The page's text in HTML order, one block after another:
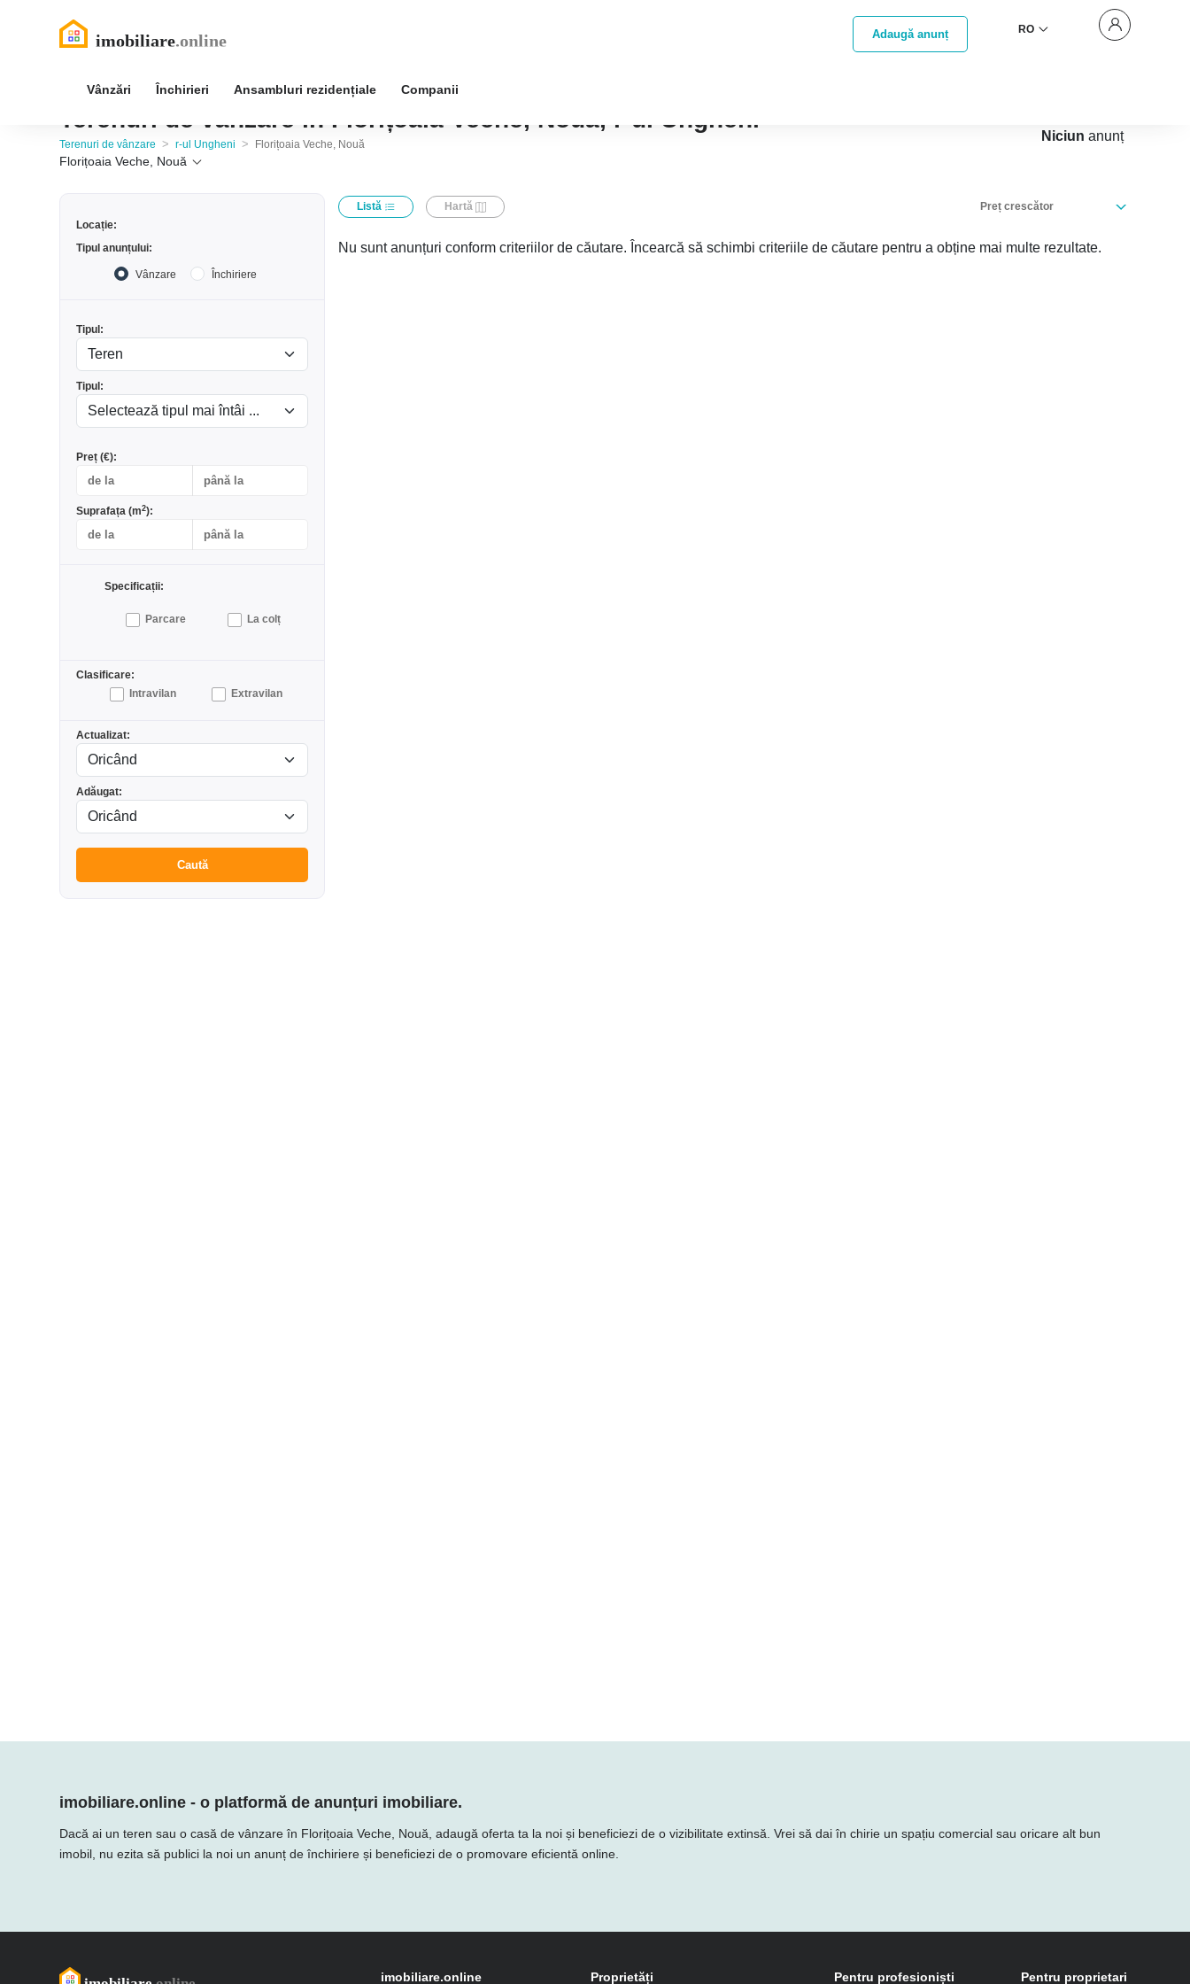
Adaugă anunț RO
Vânzări Închirieri Ansambluri rezidențiale Companii
Terenuri de vânzare în Florițoaia Veche, Nouă, r-ul Ungheni
Terenuri de vânzare > r-ul Ungheni > Florițoaia Veche, Nouă
Florițoaia Veche, Nouă
Niciun anunț
Locație:
Tipul anunțului:
Vânzare Închiriere
Tipul:
Tipul:
Preț (€):
Suprafața (m2):
Specificații:
Parcare La colț
Clasificare:
Intravilan
Extravilan
Actualizat:
Adăugat:
Caută
Listă Hartă Preț crescător
Nu sunt anunțuri conform criteriilor de căutare. Încearcă să schimbi criteriile de căutare pentru a obține mai multe rezultate.
imobiliare.online - o platformă de anunțuri imobiliare.
Dacă ai un teren sau o casă de vânzare în Florițoaia Veche, Nouă, adaugă oferta ta la noi și beneficiezi de o vizibilitate extinsă. Vrei să dai în chirie un spațiu comercial sau oricare alt bun
imobil, nu ezita să publici la noi un anunț de închiriere și beneficiezi de o promovare eficientă online.
imobiliare.online Proprietăți Pentru profesioniști Pentru proprietari